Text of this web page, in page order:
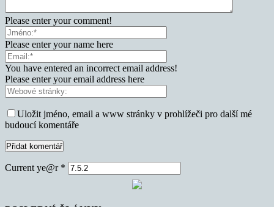
Please enter your comment!
Please enter your name here
You have entered an incorrect email address!
Please enter your email address here
Uložit jméno, email a www stránky v prohlížeči pro další mé
budoucí komentáře
Current ye@r *